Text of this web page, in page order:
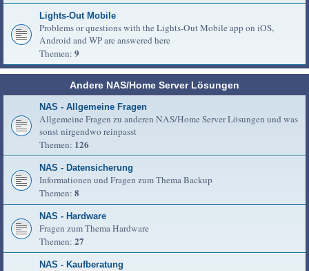
Lights-Out Mobile
Problems or questions with the Lights-Out Mobile app on iOS,
Android and WP are answered here
Themen: 9
Andere NAS/Home Server Lösungen
NAS - Allgemeine Fragen
Allgemeine Fragen zu anderen NAS/Home Server Lösungen und was
sonst nirgendwo reinpasst
Themen: 126
NAS - Datensicherung
Informationen und Fragen zum Thema Backup
Themen: 8
NAS - Hardware
Fragen zum Thema Hardware
Themen: 27
NAS - Kaufberatung